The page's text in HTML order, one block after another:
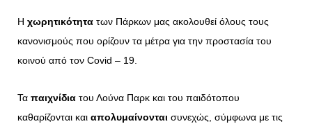
Η χωρητικότητα των Πάρκων μας ακολουθεί όλους τους
κανονισμούς που ορίζουν τα μέτρα για την προστασία του
κοινού από τον Covid – 19.
Τα παιχνίδια του Λούνα Παρκ και του παιδότοπου
καθαρίζονται και απολυμαίνονται συνεχώς, σύμφωνα με τις